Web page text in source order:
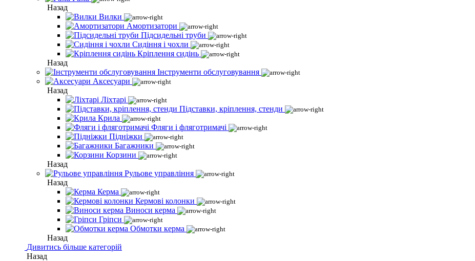
Назад
Вилки
Амортизатори
Підсидельні труби
Сидіння і чохли
Кріплення сидінь
Назад
Інструменти обслуговування
Аксесуари
Назад
Ліхтарі
Підставки, кріплення, стенди
Крила
Фляги і фляготримачі
Підніжки
Багажники
Корзини
Назад
Рульове управління
Назад
Керма
Кермові колонки
Виноси керма
Гріпси
Обмотки керма
Назад
Дивитись більше категорій
Назад